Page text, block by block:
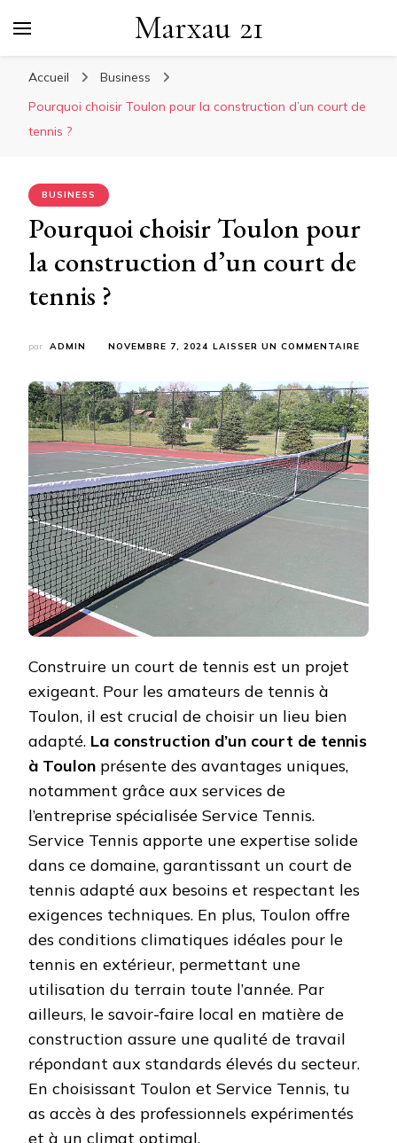
Marxau 21
Accueil
Business
Pourquoi choisir Toulon pour la construction d’un court de
tennis ?
BUSINESS
Pourquoi choisir Toulon pour
la construction d’un court de
tennis ?
par ADMIN NOVEMBRE 7, 2024 LAISSER UN COMMENTAIRE
POUR
LA
D’UN
COURT
Construire un court de tennis est un projet
exigeant. Pour les amateurs de tennis à
Toulon, il est crucial de choisir un lieu bien
adapté. La construction d’un court de tennis
à Toulon présente des avantages uniques,
notamment grâce aux services de
l’entreprise spécialisée Service Tennis.
Service Tennis apporte une expertise solide
dans ce domaine, garantissant un court de
tennis adapté aux besoins et respectant les
exigences techniques. En plus, Toulon offre
des conditions climatiques idéales pour le
tennis en extérieur, permettant une
utilisation du terrain toute l’année. Par
ailleurs, le savoir-faire local en matière de
construction assure une qualité de travail
répondant aux standards élevés du secteur.
En choisissant Toulon et Service Tennis, tu
as accès à des professionnels expérimentés
et à un climat optimal.